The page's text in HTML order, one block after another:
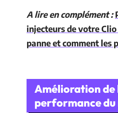
A lire en complément :
injecteurs de votre
panne et comment les
Amélioration de
performance